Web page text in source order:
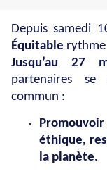
Depuis samedi
Équitable
Jusqu’au 27
partenaires se
commun :
éthique,
la planète.